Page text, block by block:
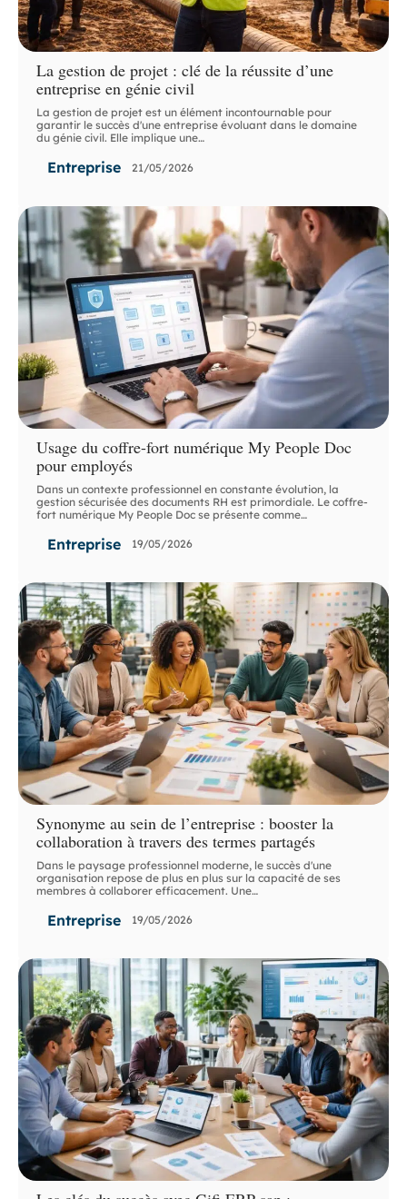
La gestion de projet : clé de la réussite d’une
entreprise en génie civil
La gestion de projet est un élément incontournable pour
garantir le succès d'une entreprise évoluant dans le domaine
du génie civil. Elle implique une…
Entreprise 21/05/2026
Usage du coffre-fort numérique My People Doc
pour employés
Dans un contexte professionnel en constante évolution, la
gestion sécurisée des documents RH est primordiale. Le coffre-
fort numérique My People Doc se présente comme…
Entreprise 19/05/2026
Synonyme au sein de l’entreprise : booster la
collaboration à travers des termes partagés
Dans le paysage professionnel moderne, le succès d'une
organisation repose de plus en plus sur la capacité de ses
membres à collaborer efficacement. Une…
Entreprise 19/05/2026